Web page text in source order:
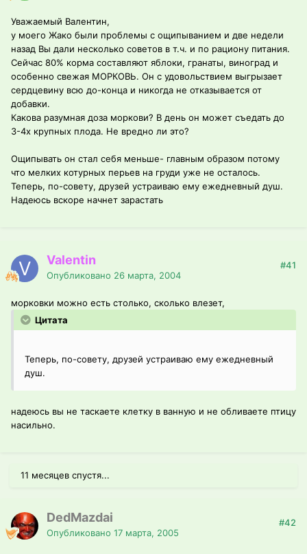
Уважаемый Валентин,
у моего Жако были проблемы с ощипыванием и две недели
назад Вы дали несколько советов в т.ч. и по рациону питания.
Сейчас 80% корма составляют яблоки, гранаты, виноград и
особенно свежая МОРКОВЬ. Он с удовольствием выгрызает
сердцевину всю до-конца и никогда не отказывается от
добавки.
Какова разумная доза моркови? В день он может съедать до
3-4х крупных плода. Не вредно ли это?
Ощипывать он стал себя меньше- главным образом потому
что мелких котурных перьев на груди уже не осталось.
Теперь, по-совету, друзей устраиваю ему ежедневный душ.
Надеюсь вскоре начнет зарастать
Valentin
Опубликовано 26 марта, 2004
#41
морковки можно есть столько, сколько влезет,
Цитата
Теперь, по-совету, друзей устраиваю ему ежедневный
душ.
надеюсь вы не таскаете клетку в ванную и не обливаете птицу
насильно.
11 месяцев спустя...
DedMazdai
Опубликовано 17 марта, 2005
#42